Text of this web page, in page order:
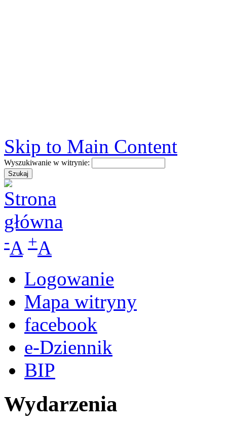
Skip to Main Content
Wyszukiwanie w witrynie:
-A +A
Logowanie
Mapa witryny
facebook
e-Dziennik
BIP
Wydarzenia